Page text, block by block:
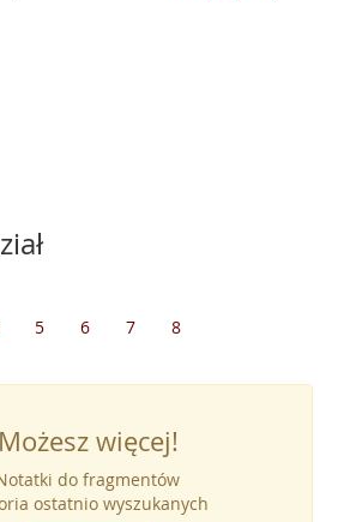
5 6 7 8
Możesz więcej!
do fragmentów
ostatnio wyszukanych